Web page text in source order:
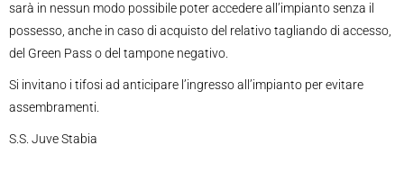
sarà in nessun modo possibile poter accedere all’impianto senza il
possesso, anche in caso di acquisto del relativo tagliando di accesso,
del Green Pass o del tampone negativo.
Si invitano i tifosi ad anticipare l’ingresso all’impianto per evitare
assembramenti.
S.S. Juve Stabia